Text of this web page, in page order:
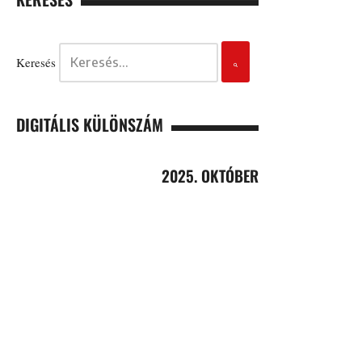
Keresés
DIGITÁLIS KÜLÖNSZÁM
2025. OKTÓBER